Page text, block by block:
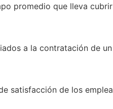
promedio que lleva
a la contratación de
satisfacción de los